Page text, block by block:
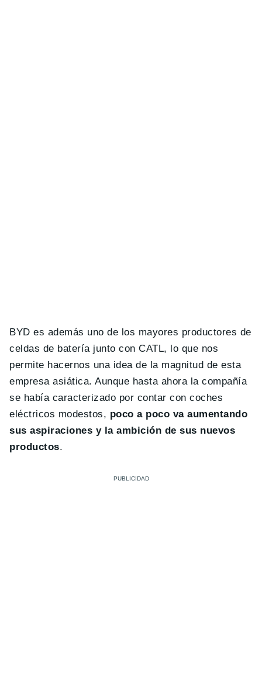
BYD es además uno de los mayores productores de
celdas de batería junto con CATL, lo que nos
permite hacernos una idea de la magnitud de esta
empresa asiática. Aunque hasta ahora la compañía
se había caracterizado por contar con coches
eléctricos modestos, poco a poco va aumentando
sus aspiraciones y la ambición de sus nuevos
productos.